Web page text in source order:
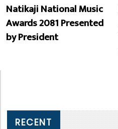
Natikaji National Music
Awards 2081 Presented
by President
RECENT